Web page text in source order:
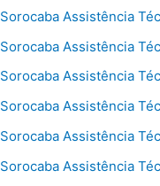
Sorocaba Assistência
Sorocaba Assistência
Sorocaba Assistência
Sorocaba Assistência
Sorocaba Assistência
Sorocaba Assistência